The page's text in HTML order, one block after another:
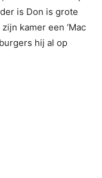
is Don is grote
kamer een ‘Mac
hij al op